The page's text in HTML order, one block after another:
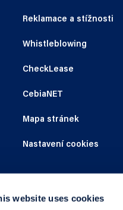
website uses cookies
Reklamace a stížnosti
Whistleblowing
CheckLease
CebiaNET
Mapa stránek
Nastavení cookies